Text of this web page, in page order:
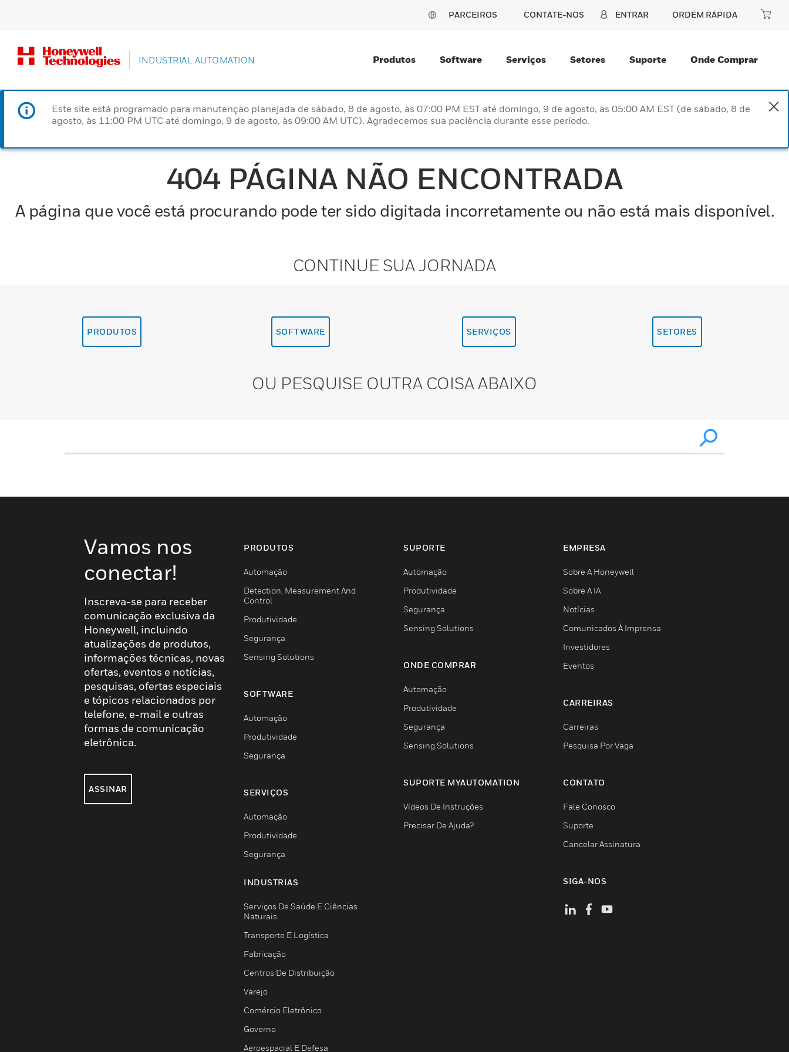
PARCEIROS CONTATE-NOS ENTRAR ORDEM RÁPIDA
INDUSTRIAL AUTOMATION Produtos Software Serviços Setores Suporte Onde Comprar
Este site está programado para manutenção planejada de sábado, 8 de agosto, às 07:00 PM EST até domingo, 9 de agosto, às 05:00 AM EST (de sábado, 8 de
agosto, às 11:00 PM UTC até domingo, 9 de agosto, às 09:00 AM UTC). Agradecemos sua paciência durante esse período.
404 PÁGINA NÃO ENCONTRADA
A página que você está procurando pode ter sido digitada incorretamente ou não está mais disponível.
CONTINUE SUA JORNADA
PRODUTOS SOFTWARE SERVIÇOS SETORES
OU PESQUISE OUTRA COISA ABAIXO
Vamos nos
conectar!
Inscreva-se para receber
comunicação exclusiva da
Honeywell, incluindo
atualizações de produtos,
informações técnicas, novas
ofertas, eventos e notícias,
pesquisas, ofertas especiais
e tópicos relacionados por
telefone, e-mail e outras
formas de comunicação
eletrônica.
ASSINAR
PRODUTOS
Automação
Detection, Measurement And
Control
Produtividade
Segurança
Sensing Solutions
SOFTWARE
Automação
Produtividade
Segurança
SERVIÇOS
Automação
Produtividade
Segurança
INDUSTRIAS
Serviços De Saúde E Ciências
Naturais
Transporte E Logística
Fabricação
Centros De Distribuição
Varejo
Comércio Eletrônico
Governo
Aeroespacial E Defesa
SUPORTE
Automação
Produtividade
Segurança
Sensing Solutions
ONDE COMPRAR
Automação
Produtividade
Segurança
Sensing Solutions
SUPORTE MYAUTOMATION
Vídeos De Instruções
Precisar De Ajuda?
EMPRESA
Sobre A Honeywell
Sobre A IA
Notícias
Comunicados À Imprensa
Investidores
Eventos
CARREIRAS
Carreiras
Pesquisa Por Vaga
CONTATO
Fale Conosco
Suporte
Cancelar Assinatura
SIGA-NOS